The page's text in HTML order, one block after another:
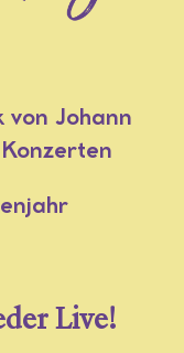
Johann
Live!